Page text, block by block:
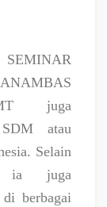
juga
SDM atau
Selain
ia juga
di berbagai